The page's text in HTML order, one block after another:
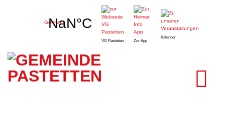
Pastetten,
Germany
VG Pastetten Zur App
Kalender